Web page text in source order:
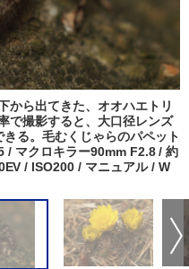
から出てきた、オオハエトリ
で撮影すると、大口径レンズ
る。毛むくじゃらのパペット
/ マクロキラー90mm F2.8 / 約
/ ISO200 / マニュアル / W